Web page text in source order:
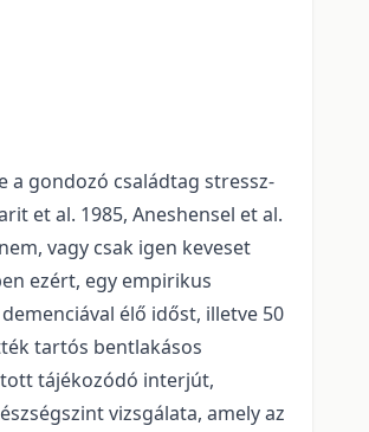
a gondozó családtag stressz-
et al. 1985, Aneshensel et al.
vagy csak igen keveset
ezért, egy empirikus
élő időst, illetve 50
tartós bentlakásos
tájékozódó interjút,
vizsgálata, amely az